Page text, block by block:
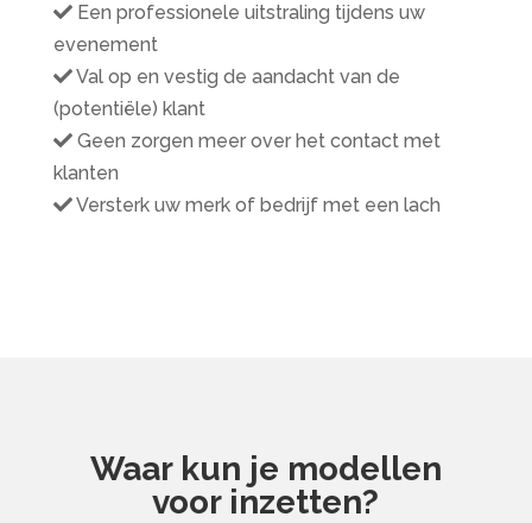
Een professionele uitstraling tijdens uw
evenement
Val op en vestig de aandacht van de
(potentiële) klant
Geen zorgen meer over het contact met
klanten
Versterk uw merk of bedrijf met een lach
Waar kun je modellen
voor inzetten?